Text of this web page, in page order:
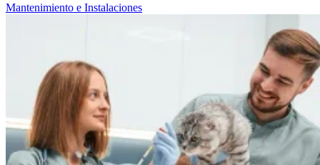
Mantenimiento e Instalaciones